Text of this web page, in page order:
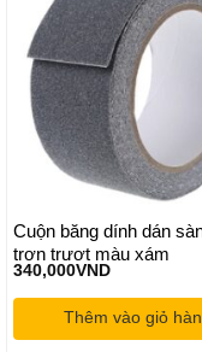
Cuộn băng dính dán
trơn trượt màu xám
340,000VND
Thêm vào giỏ